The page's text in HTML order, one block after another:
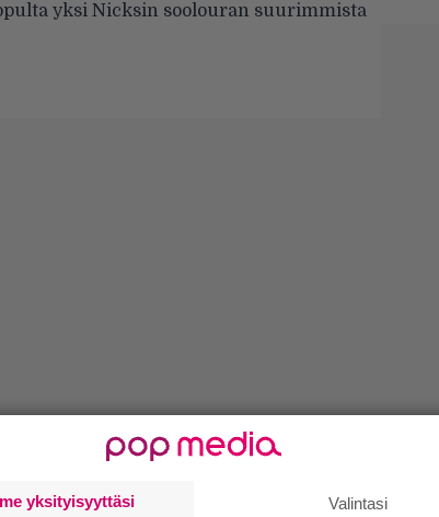
yksi Nicksin soolouran suurimmista
yksityisyyttäsi Valintasi